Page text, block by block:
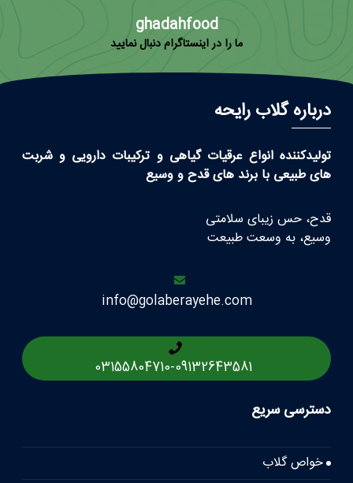
ghadahfood
ما را در اینستاگرام دنبال نمایید
درباره گلاب رایحه
تولیدکننده انواع عرقیات گیاهی و ترکیبات دارویی و شربت
های طبیعی با برند های قدح و وسیع
قدح، حس زیبای سلامتی
وسیع، به وسعت طبیعت
info@golaberayehe.com
03155804710-09132643581
دسترسی سریع
خواص گلاب